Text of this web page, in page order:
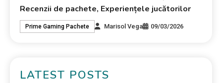
Recenzii de pachete, Experiențele jucătorilor
Prime Gaming Pachete Marisol Vega 09/03/2026
LATEST POSTS